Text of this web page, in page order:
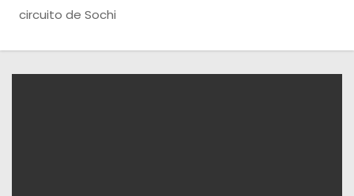
circuito de Sochi